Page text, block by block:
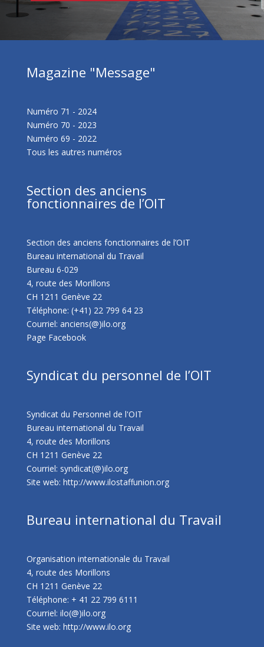
Magazine "Message"
Numéro 71 - 2024
Numéro 70 - 2023
Numéro 69 - 2022
Tous les autres numéros
Section des anciens
fonctionnaires de l’OIT
Section des anciens fonctionnaires de l’OIT
Bureau international du Travail
Bureau 6-029
4, route des Morillons
CH 1211 Genève 22
Téléphone: (+41) 22 799 64 23
Courriel: anciens(@)ilo.org
Page Facebook
Syndicat du personnel de l’OIT
Syndicat du Personnel de l'OIT
Bureau international du Travail
4, route des Morillons
CH 1211 Genève 22
Courriel: syndicat(@)ilo.org
Site web: http://www.ilostaffunion.org
Bureau international du Travail
Organisation internationale du Travail
4, route des Morillons
CH 1211 Genève 22
Téléphone: + 41 22 799 6111
Courriel: ilo(@)ilo.org
Site web: http://www.ilo.org